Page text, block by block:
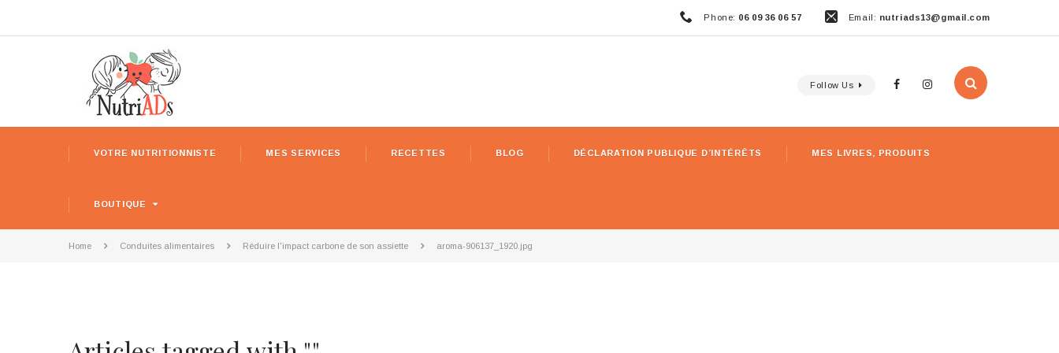
Phone: 06 09 36 06 57 Email: nutriads13@gmail.com
Follow Us
VOTRE NUTRITIONNISTE MES SERVICES RECETTES BLOG DÉCLARATION PUBLIQUE D’INTÉRÊTS MES LIVRES, PRODUITS
BOUTIQUE
Home Conduites alimentaires Réduire l'impact carbone de son assiette aroma-906137_1920.jpg